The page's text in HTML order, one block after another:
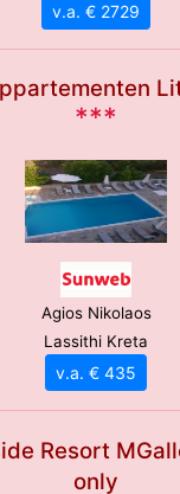
v.a. € 2729
***
Agios Nikolaos
Lassithi Kreta
v.a. € 435
Resort
only